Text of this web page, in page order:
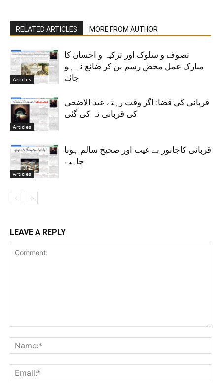
RELATED ARTICLES MORE FROM AUTHOR
Articles
تصوف و سلوک اور تزکیہ و احسان کا
مبارک عمل محض رسم بن کر ضائع نہ ہو
جائے
Articles
قربانی کی قضا: اگر وقت رہتے عید الاضحی
کی قربانی نہ کی گئی
Articles
قربانی کاجانور بے عیب اور صحیح سالم ہونا
چاہیے
LEAVE A REPLY